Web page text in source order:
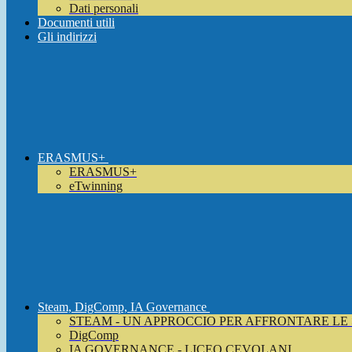
Dati personali
Documenti utili
Gli indirizzi
ERASMUS+
ERASMUS+
eTwinning
Steam, DigComp, IA Governance
STEAM - UN APPROCCIO PER AFFRONTARE
DigComp